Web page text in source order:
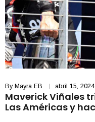
By Mayra EB abril 15, 2024
Maverick Viñales
Las Américas y